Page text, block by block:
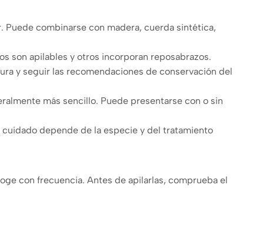
combinarse con madera, cuerda sintética,
son apilables y otros incorporan reposabrazos.
y seguir las recomendaciones de conservación del
más sencillo. Puede presentarse con o sin
depende de la especie y del tratamiento
con frecuencia. Antes de apilarlas, comprueba el